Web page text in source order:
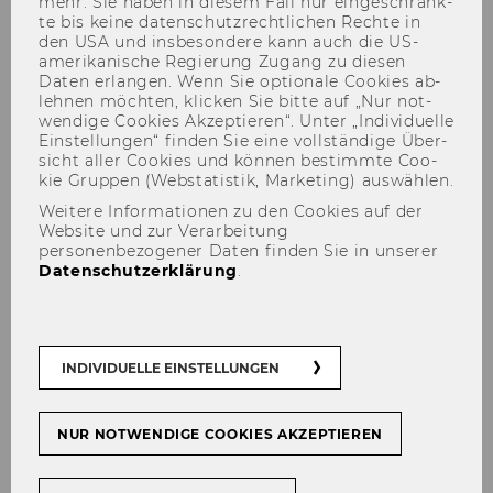
05 - Recherche
te bis keine da­ten­schutz­recht­li­chen Rech­te in
den USA und ins­be­son­de­re kann auch die US-​
amerikanische Re­gie­rung Zu­gang zu die­sen
Daten er­lan­gen. Wenn Sie op­tio­na­le Coo­kies ab­
leh­nen möch­ten, kli­cken Sie bitte auf „Nur not­
wen­di­ge Coo­kies Ak­zep­tie­ren“. Unter „In­di­vi­du­el­le
Ein­stel­lun­gen“ fin­den Sie eine voll­stän­di­ge Über­
sicht aller Coo­kies und kön­nen be­stimm­te Coo­
kie Grup­pen (Web­sta­tis­tik, Mar­ke­ting) aus­wäh­len.
Weitere Informationen zu den Cookies auf der
Website und zur Verarbeitung
personenbezogener Daten finden Sie in unserer
Datenschutzerklärung.
INDIVIDUELLE EINSTELLUNGEN
NUR NOTWENDIGE COOKIES AKZEPTIEREN